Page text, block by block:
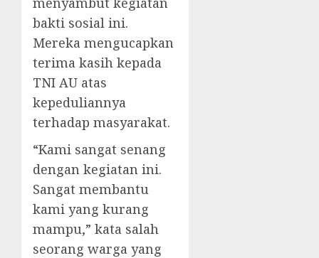
bakti sosial ini.
Mereka mengucapkan
terima kasih kepada
TNI AU atas
kepeduliannya
terhadap masyarakat.
“Kami sangat senang
dengan kegiatan ini.
Sangat membantu
kami yang kurang
mampu,” kata salah
seorang warga yang